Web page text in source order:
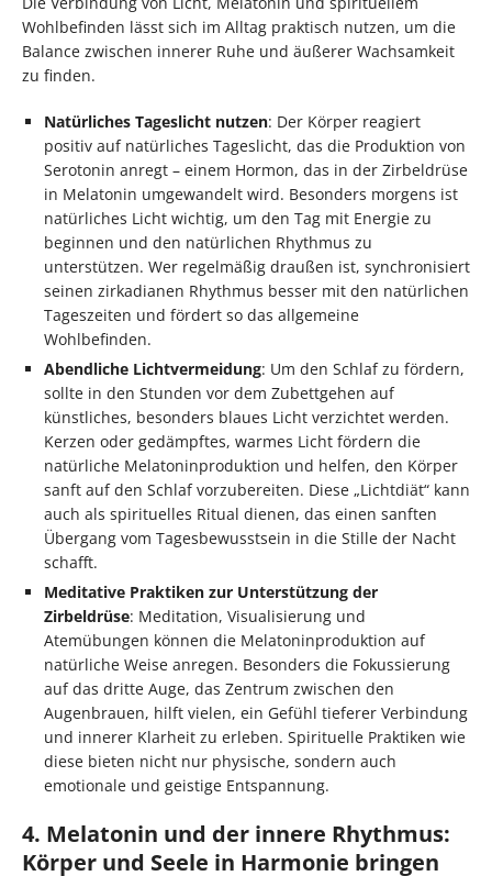
Wohlbefinden lässt sich im Alltag praktisch nutzen, um die
Balance zwischen innerer Ruhe und äußerer Wachsamkeit
zu finden.
Natürliches Tageslicht nutzen: Der Körper reagiert
positiv auf natürliches Tageslicht, das die Produktion von
Serotonin anregt – einem Hormon, das in der Zirbeldrüse
in Melatonin umgewandelt wird. Besonders morgens ist
natürliches Licht wichtig, um den Tag mit Energie zu
beginnen und den natürlichen Rhythmus zu
unterstützen. Wer regelmäßig draußen ist, synchronisiert
seinen zirkadianen Rhythmus besser mit den natürlichen
Tageszeiten und fördert so das allgemeine
Wohlbefinden.
Abendliche Lichtvermeidung: Um den Schlaf zu fördern,
sollte in den Stunden vor dem Zubettgehen auf
künstliches, besonders blaues Licht verzichtet werden.
Kerzen oder gedämpftes, warmes Licht fördern die
natürliche Melatoninproduktion und helfen, den Körper
sanft auf den Schlaf vorzubereiten. Diese „Lichtdiät“ kann
auch als spirituelles Ritual dienen, das einen sanften
Übergang vom Tagesbewusstsein in die Stille der Nacht
schafft.
Meditative Praktiken zur Unterstützung der
Zirbeldrüse: Meditation, Visualisierung und
Atemübungen können die Melatoninproduktion auf
natürliche Weise anregen. Besonders die Fokussierung
auf das dritte Auge, das Zentrum zwischen den
Augenbrauen, hilft vielen, ein Gefühl tieferer Verbindung
und innerer Klarheit zu erleben. Spirituelle Praktiken wie
diese bieten nicht nur physische, sondern auch
emotionale und geistige Entspannung.
4. Melatonin und der innere Rhythmus:
Körper und Seele in Harmonie bringen